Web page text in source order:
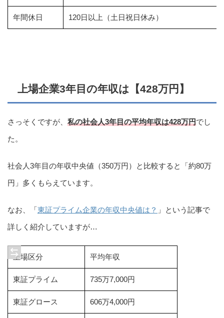
年間休日 120日以上（土日祝日休み）
上場企業3年目の年収は【428万円】
さっそくですが、 私の社会人3年目の平均年収は428万円でし
た。
社会人3年目の年収中央値（350万円）と比較すると「約80万
円」多くもらえています。
なお、「東証プライム企業の年収中央値は？ 」という記事で
詳しく紹介していますが…
上場区分 平均年収
東証プライム 735万7,000円
東証グロース 606万4,000円